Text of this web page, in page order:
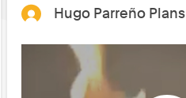
Hugo Parreño Plans